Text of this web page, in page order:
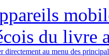
du livre
directement au menu des